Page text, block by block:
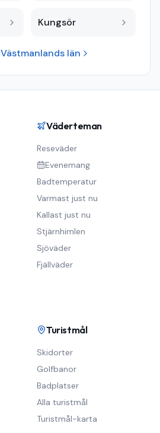
Kungsör
Västmanlands län
Väderteman
Reseväder
Evenemang
Badtemperatur
Varmast just nu
Kallast just nu
Stjärnhimlen
Sjöväder
Fjällväder
Turistmål
Skidorter
Golfbanor
Badplatser
Alla turistmål
Turistmål-karta